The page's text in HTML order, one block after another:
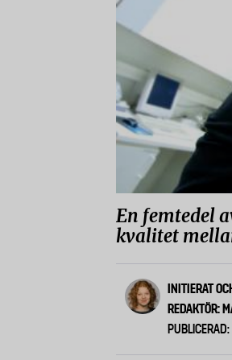
En femtedel
kvalitet
INITIERAT
REDAKTÖR: